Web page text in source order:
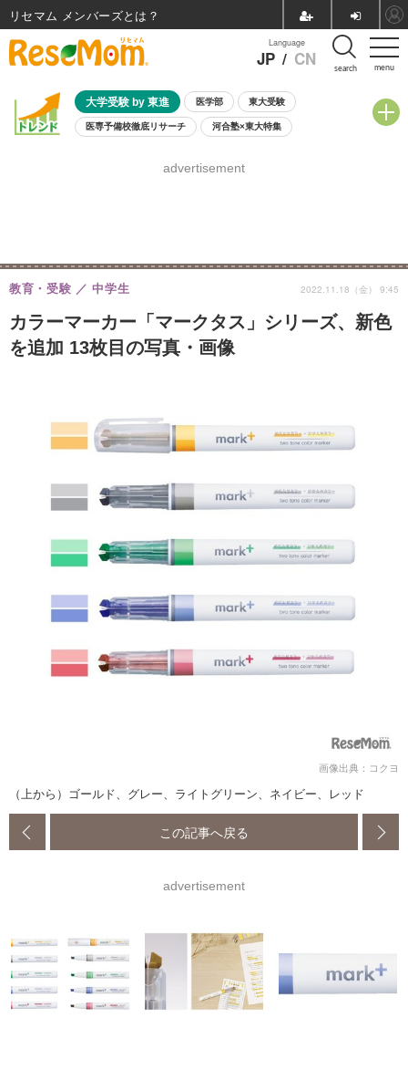
menu
Language
JP / CN search
大学受験 by 東進 医学部 東大受験
医専予備校徹底リサーチ 河合塾×東大特集
8月開催学校説明会・相談会
advertisement
カラーマーカー「マークタス」シリーズ、新色
を追加 13枚目の写真・画像
教育・受験 中学生 2022.11.18（金） 9:45
画像出典：コクヨ
（上から）ゴールド、グレー、ライトグリーン、ネイビー、レッド
この記事へ戻る
advertisement
リセマム メンバーズ